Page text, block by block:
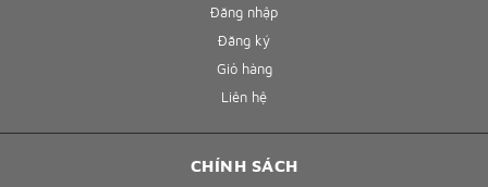
Đăng nhập
Đăng ký
Giỏ hàng
Liên hệ
CHÍNH SÁCH